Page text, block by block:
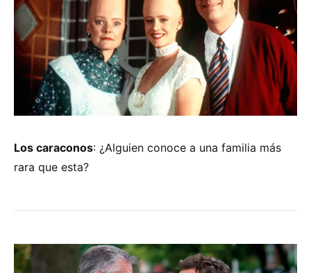
Los caraconos: ¿Alguien conoce a una familia más
rara que esta?